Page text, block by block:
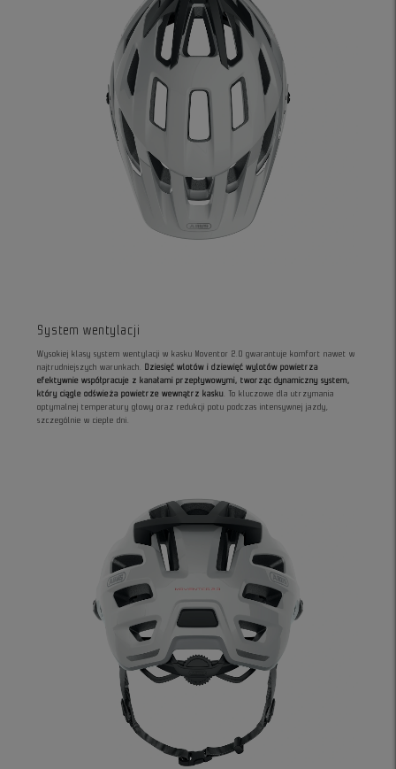
System wentylacji
Wysokiej klasy system wentylacji w kasku Moventor 2.0 gwarantuje komfort nawet w
najtrudniejszych warunkach. Dziesięć wlotów i dziewięć wylotów powietrza
efektywnie współpracuje z kanałami przepływowymi, tworząc dynamiczny system,
który ciągle odświeża powietrze wewnątrz kasku
. To kluczowe dla utrzymania
optymalnej temperatury głowy oraz redukcji potu podczas intensywnej jazdy,
szczególnie w ciepłe dni.